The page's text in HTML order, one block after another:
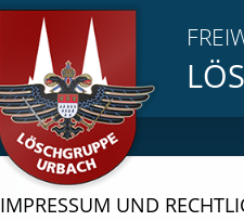
IMPRESSUM UND